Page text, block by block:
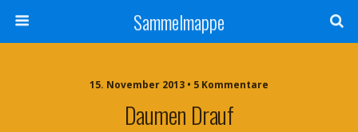
Sammelmappe
15. November 2013 • 5 Kommentare
Daumen Drauf